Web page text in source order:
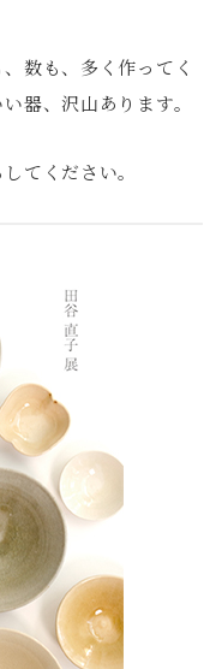
数も、多く作ってく
器、沢山あります。
てください。